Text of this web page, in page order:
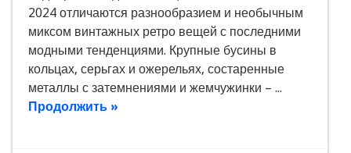
2024 отличаются разнообразием и необычным
миксом винтажных ретро вещей с последними
модными тенденциями. Крупные бусины в
кольцах, серьгах и ожерельях, состаренные
металлы с затемнениями и жемчужинки – ...
Продолжить »